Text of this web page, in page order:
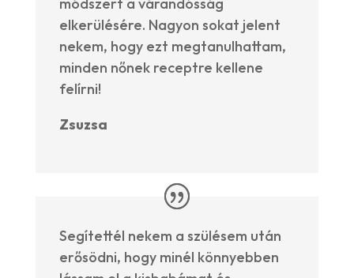
elkerülésére. Nagyon sokat jelent
nekem, hogy ezt megtanulhattam,
minden nőnek receptre kellene
felírni!
Zsuzsa
Segítettél nekem a szülésem után
erősödni, hogy minél könnyebben